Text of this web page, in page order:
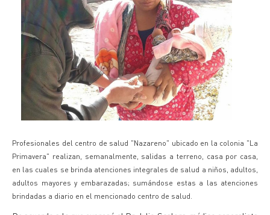
Profesionales del centro de salud "Nazareno" ubicado en la colonia "La
Primavera" realizan, semanalmente, salidas a terreno, casa por casa,
en las cuales se brinda atenciones integrales de salud a niños, adultos,
adultos mayores y embarazadas; sumándose estas a las atenciones
brindadas a diario en el mencionado centro de salud.